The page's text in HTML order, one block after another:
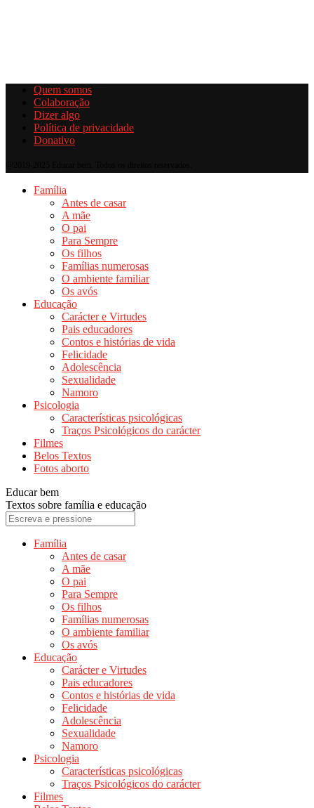
Quem somos
Colaboração
Dizer algo
Política de privacidade
Donativo
Família
Antes de casar
A mãe
O pai
Para Sempre
Os filhos
Famílias numerosas
O ambiente familiar
Os avós
Educação
Carácter e Virtudes
Pais educadores
Contos e histórias de vida
Felicidade
Adolescência
Sexualidade
Namoro
Psicologia
Características psicológicas
Traços Psicológicos do carácter
Filmes
Belos Textos
Fotos aborto
Educar bem
Textos sobre família e educação
Família
Antes de casar
A mãe
O pai
Para Sempre
Os filhos
Famílias numerosas
O ambiente familiar
Os avós
Educação
Carácter e Virtudes
Pais educadores
Contos e histórias de vida
Felicidade
Adolescência
Sexualidade
Namoro
Psicologia
Características psicológicas
Traços Psicológicos do carácter
Filmes